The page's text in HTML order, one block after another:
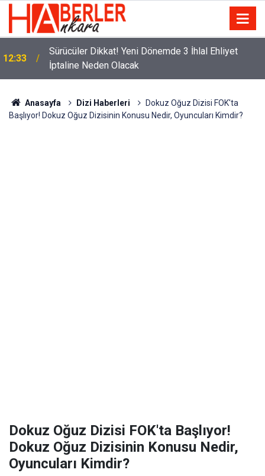
12:33
Sürücüler Dikkat! Yeni Dönemde 3 İhlal Ehliyet
İptaline Neden Olacak
Anasayfa Dizi Haberleri
Dokuz Oğuz Dizisi FOK'ta
Başlıyor! Dokuz Oğuz Dizisinin Konusu Nedir, Oyuncuları Kimdir?
Dokuz Oğuz Dizisi FOK'ta Başlıyor!
Dokuz Oğuz Dizisinin Konusu Nedir,
Oyuncuları Kimdir?